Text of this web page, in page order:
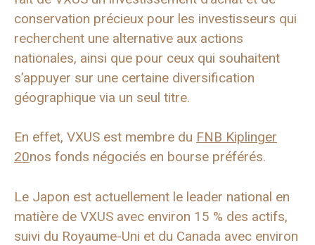
conservation précieux pour les investisseurs qui
recherchent une alternative aux actions
nationales, ainsi que pour ceux qui souhaitent
s’appuyer sur une certaine diversification
géographique via un seul titre.
En effet, VXUS est membre du FNB Kiplinger
20nos fonds négociés en bourse préférés.
Le Japon est actuellement le leader national en
matière de VXUS avec environ 15 % des actifs,
suivi du Royaume-Uni et du Canada avec environ